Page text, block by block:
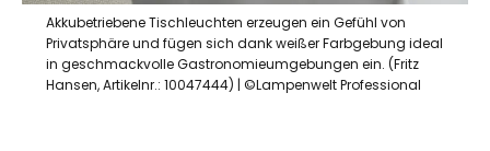
Akkubetriebene Tischleuchten erzeugen ein Gefühl von
Privatsphäre und fügen sich dank weißer Farbgebung ideal
in geschmackvolle Gastronomieumgebungen ein. (Fritz
Hansen, Artikelnr.: 10047444) | ©Lampenwelt Professional